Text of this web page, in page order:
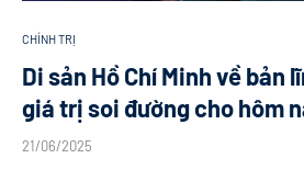
CHÍNH TRỊ
Di sản Hồ Chí Minh về bản
giá trị soi đường cho hôm
21/06/2025